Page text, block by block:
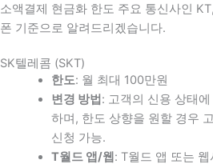
소액결제 현금화 한도 주요 통신사인
폰 기준으로 알려드리겠습니다.
SK텔레콤 (SKT)
한도: 월 최대 100만원
변경 방법 : 고객의 신용 상태
하며, 한도 상향을 원할 경우
신청 가능.
T월드 앱/웹 : T월드 앱 또는